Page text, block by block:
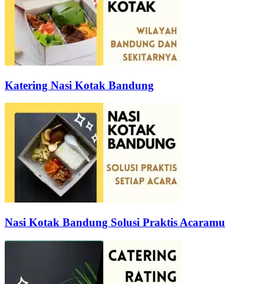
Katering Nasi Kotak Bandung
Nasi Kotak Bandung Solusi Praktis Acaramu